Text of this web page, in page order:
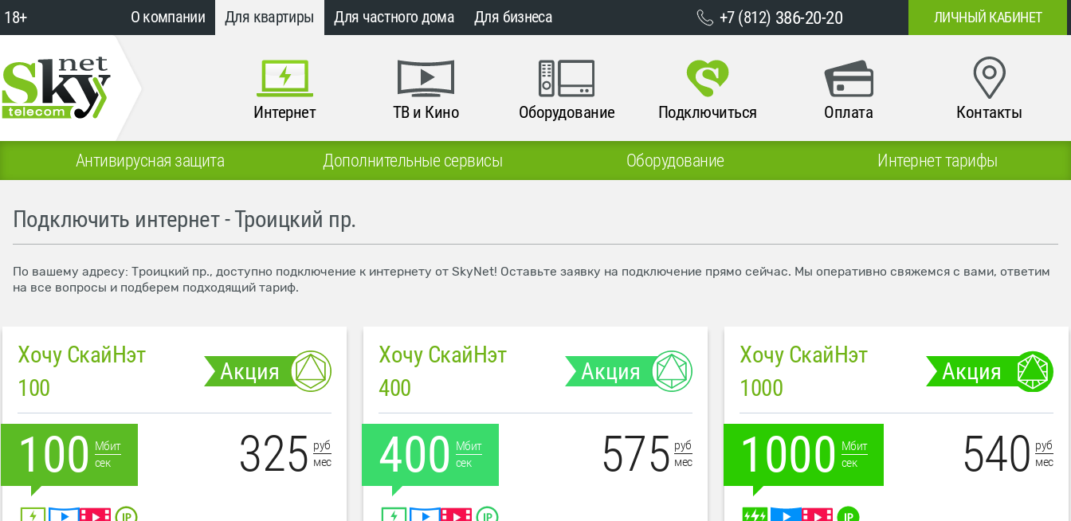
18+ О компании Для квартиры Для частного дома Для бизнеса +7 (812) 386-20-20 ЛИЧНЫЙ КАБИНЕТ
Интернет ТВ и Кино Оборудование Подключиться Оплата Контакты
Антивирусная защита Дополнительные сервисы Оборудование Интернет тарифы
Подключить интернет - Троицкий пр.
По вашему адресу: Троицкий пр., доступно подключение к интернету от SkyNet! Оставьте заявку на подключение прямо сейчас. Мы оперативно свяжемся с вами, ответим
на все вопросы и подберем подходящий тариф.
Хочу СкайНэт
100
Акция
100 Мбит
сек
325 руб
мес
Хочу СкайНэт
400
Акция
400 Мбит
сек
575 руб
мес
Хочу СкайНэт
1000
Акция
1000 Мбит
сек
540 руб
мес